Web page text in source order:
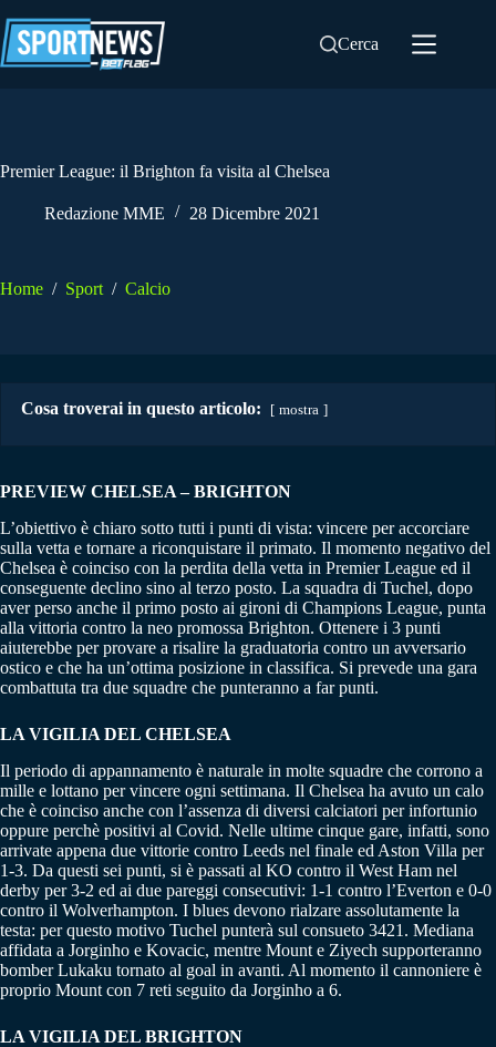
al
contenuto
Cerca
Premier League: il Brighton fa visita al Chelsea
Redazione MME 28 Dicembre 2021
Home / Sport / Calcio
Cosa troverai in questo articolo: mostra
PREVIEW CHELSEA – BRIGHTON
L’obiettivo è chiaro sotto tutti i punti di vista: vincere per accorciare
sulla vetta e tornare a riconquistare il primato. Il momento negativo del
Chelsea è coinciso con la perdita della vetta in Premier League ed il
conseguente declino sino al terzo posto. La squadra di Tuchel, dopo
aver perso anche il primo posto ai gironi di Champions League, punta
alla vittoria contro la neo promossa Brighton. Ottenere i 3 punti
aiuterebbe per provare a risalire la graduatoria contro un avversario
ostico e che ha un’ottima posizione in classifica. Si prevede una gara
combattuta tra due squadre che punteranno a far punti.
LA VIGILIA DEL CHELSEA
Il periodo di appannamento è naturale in molte squadre che corrono a
mille e lottano per vincere ogni settimana. Il Chelsea ha avuto un calo
che è coinciso anche con l’assenza di diversi calciatori per infortunio
oppure perchè positivi al Covid. Nelle ultime cinque gare, infatti, sono
arrivate appena due vittorie contro Leeds nel finale ed Aston Villa per
1-3. Da questi sei punti, si è passati al KO contro il West Ham nel
derby per 3-2 ed ai due pareggi consecutivi: 1-1 contro l’Everton e 0-0
contro il Wolverhampton. I blues devono rialzare assolutamente la
testa: per questo motivo Tuchel punterà sul consueto 3421. Mediana
affidata a Jorginho e Kovacic, mentre Mount e Ziyech supporteranno
bomber Lukaku tornato al goal in avanti. Al momento il cannoniere è
proprio Mount con 7 reti seguito da Jorginho a 6.
LA VIGILIA DEL BRIGHTON